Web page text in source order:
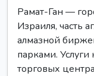
Рамат-Ган —
Израиля, часть
алмазной
парками.
торговых